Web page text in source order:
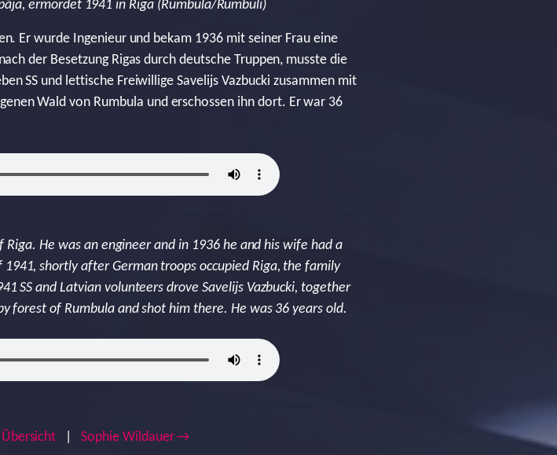
ermordet 1941 in Riga (Rumbula/Rumbuli)
Er wurde Ingenieur und bekam 1936 mit seiner Frau eine
der Besetzung Rigas durch deutsche Truppen, musste die
SS und lettische Freiwillige Savelijs Vazbucki zusammen mit
Wald von Rumbula und erschossen ihn dort. Er war 36
He was an engineer and in 1936 he and his wife had a
shortly after German troops occupied Riga, the family
SS and Latvian volunteers drove Savelijs Vazbucki, together
of Rumbula and shot him there. He was 36 years old.
Übersicht Sophie Wildauer →